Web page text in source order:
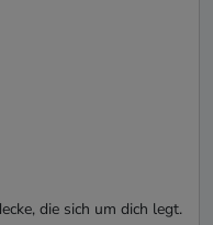
die sich um dich legt.